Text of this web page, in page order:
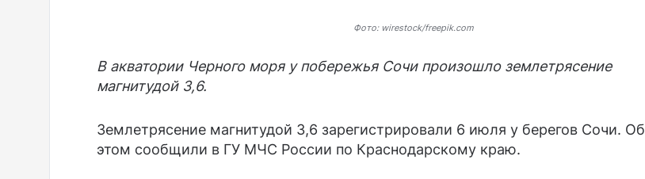
Фото: wirestock/freepik.com
В акватории Черного моря у побережья Сочи произошло землетрясение
магнитудой 3,6.
Землетрясение магнитудой 3,6 зарегистрировали 6 июля у берегов Сочи. Об
этом сообщили в ГУ МЧС России по Краснодарскому краю.